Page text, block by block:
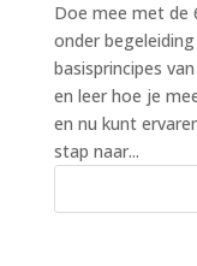
Doe mee met de
onder
basisprincipes
en leer hoe je
en nu kunt
stap naar...